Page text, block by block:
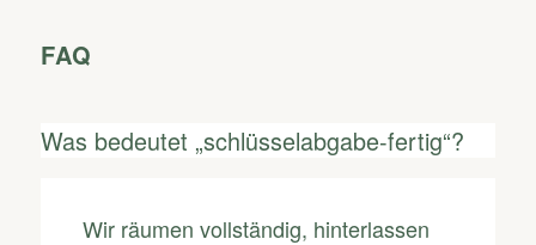
FAQ
Was bedeutet „schlüsselabgabe-fertig“?
Wir räumen vollständig, hinterlassen